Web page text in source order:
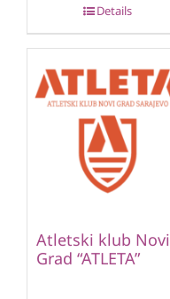
Details
Atletski klub Novi
Grad “ATLETA”